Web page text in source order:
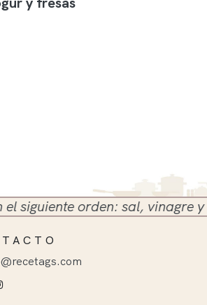
orden: sal, vinagre y